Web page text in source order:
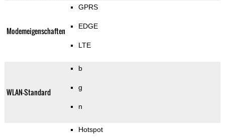
Modemeigenschaften
GPRS
EDGE
LTE
WLAN-Standard
b
g
n
Hotspot